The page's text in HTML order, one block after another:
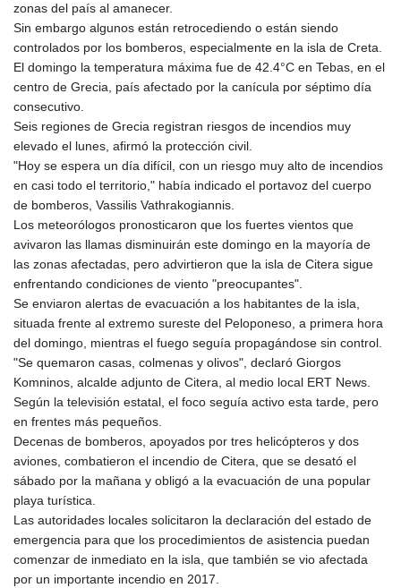
HNL 31.077375
HRK 7.536622
HTG 151.150865
HUF 363.096405
IDR 20580.370421
ILS 3.468234
IMP 0.859288
INR 109.992259
IQD 1515.115748
IRR
1590322.371805
ISK 142.598215
JEP 0.859288
JMD 183.583315
JOD 0.819746
JPY 182.445186
KES 148.887592
KGS 101.104505
KHR 4685.244046
KMF 492.514185
KRW 1627.712241
KWD 0.356853
KYD 0.963346
KZT 541.784389
103531.946431
LKR 387.745291
LRD 209.896866
zonas del país al amanecer.
Sin embargo algunos están retrocediendo o están siendo
controlados por los bomberos, especialmente en la isla de Creta.
El domingo la temperatura máxima fue de 42.4°C en Tebas, en el
centro de Grecia, país afectado por la canícula por séptimo día
consecutivo.
Seis regiones de Grecia registran riesgos de incendios muy
elevado el lunes, afirmó la protección civil.
"Hoy se espera un día difícil, con un riesgo muy alto de incendios
en casi todo el territorio," había indicado el portavoz del cuerpo
de bomberos, Vassilis Vathrakogiannis.
Los meteorólogos pronosticaron que los fuertes vientos que
avivaron las llamas disminuirán este domingo en la mayoría de
las zonas afectadas, pero advirtieron que la isla de Citera sigue
enfrentando condiciones de viento "preocupantes".
Se enviaron alertas de evacuación a los habitantes de la isla,
situada frente al extremo sureste del Peloponeso, a primera hora
del domingo, mientras el fuego seguía propagándose sin control.
"Se quemaron casas, colmenas y olivos", declaró Giorgos
Komninos, alcalde adjunto de Citera, al medio local ERT News.
Según la televisión estatal, el foco seguía activo esta tarde, pero
en frentes más pequeños.
Decenas de bomberos, apoyados por tres helicópteros y dos
aviones, combatieron el incendio de Citera, que se desató el
sábado por la mañana y obligó a la evacuación de una popular
playa turística.
Las autoridades locales solicitaron la declaración del estado de
emergencia para que los procedimientos de asistencia puedan
comenzar de inmediato en la isla, que también se vio afectada
por un importante incendio en 2017.